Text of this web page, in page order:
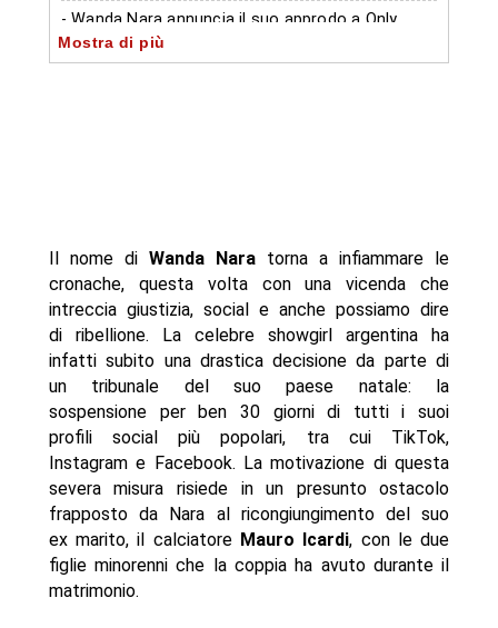
- Wanda Nara annuncia il suo approdo a Only
Fans
Mostra di più
Il nome di Wanda Nara torna a infiammare le
cronache, questa volta con una vicenda che
intreccia giustizia, social e anche possiamo dire
di ribellione. La celebre showgirl argentina ha
infatti subito una drastica decisione da parte di
un tribunale del suo paese natale: la
sospensione per ben 30 giorni di tutti i suoi
profili social più popolari, tra cui TikTok,
Instagram e Facebook. La motivazione di questa
severa misura risiede in un presunto ostacolo
frapposto da Nara al ricongiungimento del suo
ex marito, il calciatore Mauro Icardi, con le due
figlie minorenni che la coppia ha avuto durante il
matrimonio.